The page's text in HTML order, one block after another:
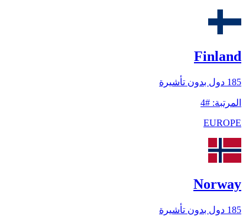
Finland
185 دول بدون تأشيرة
المرتبة:
#
4
EUROPE
Norway
185 دول بدون تأشيرة